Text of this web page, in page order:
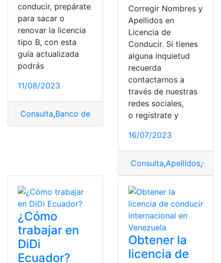
conducir, prepárate
para sacar o
renovar la licencia
tipo B, con esta
guía actualizada
podrás
11/08/2023
Consulta,Banco de preguntas,Banco de Preguntas
Corregir Nombres y
Apellidos en
Licencia de
Conducir. Si tienes
alguna inquietud
recuerda
contactarnos a
través de nuestras
redes sociales,
o regístrate y
16/07/2023
Consulta,Apellidos,
¿Cómo
trabajar en
DiDi
Ecuador?
Obtener la
licencia de